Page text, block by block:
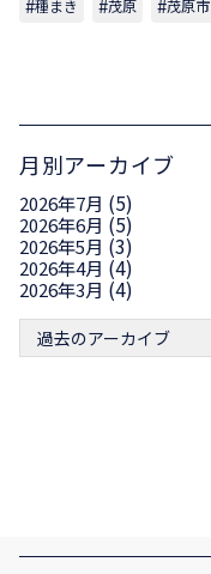
種まき 茂原 茂原市
月別アーカイブ
2026年7月 (5)
2026年6月 (5)
2026年5月 (3)
2026年4月 (4)
2026年3月 (4)
過去のアーカイブ